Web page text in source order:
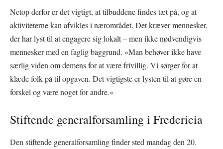
Netop derfor er det vigtigt, at tilbuddene findes tæt på, og at
aktiviteterne kan afvikles i nærområdet. Det kræver mennesker,
der har lyst til at engagere sig lokalt – men ikke nødvendigvis
mennesker med en faglig baggrund. »Man behøver ikke have
særlig viden om demens for at være frivillig. Vi sørger for at
klæde folk på til opgaven. Det vigtigste er lysten til at gøre en
forskel og være noget for andre.«
Stiftende generalforsamling i Fredericia
Den stiftende generalforsamling finder sted mandag den 20.